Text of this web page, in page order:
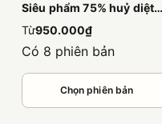
Siêu phẩm 75% huỷ diệt
phân khúc 1 triệu
Từ950.000₫
Có 8 phiên bản
Chọn phiên bản